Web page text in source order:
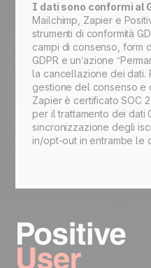
I dati sono conformi al
Mailchimp, Zapier e
strumenti di conformità
campi di consenso, form
GDPR e un’azione
la cancellazione dei dati.
gestione del consenso e
Zapier è certificato SOC
per il trattamento dei dati
sincronizzazione degli
in/opt-out in entrambe le